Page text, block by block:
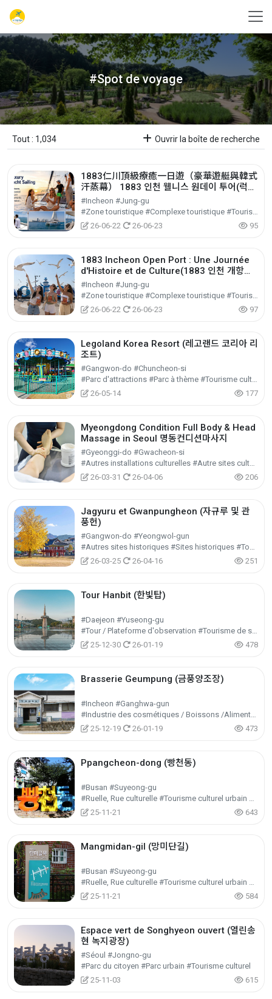
#Spot de voyage
Tout : 1,034 Ouvrir la boîte de recherche
1883仁川頂級療癒一日遊（豪華遊艇與韓式
汗蒸幕） 1883 인천 웰니스 원데이 투어(럭셔
리 요트 & 찜질방)
#Incheon #Jung-gu
#Zone touristique #Complexe touristique #Tourisme culturel
26-06-22
26-06-23 95
1883 Incheon Open Port : Une Journée
d'Histoire et de Culture(1883 인천 개항장
스토리 원데이 투어)
#Incheon #Jung-gu
#Zone touristique #Complexe touristique #Tourisme culturel
26-06-22
26-06-23 97
Legoland Korea Resort (레고랜드 코리아 리
조트)
#Gangwon-do #Chuncheon-si
#Parc d'attractions #Parc à thème #Tourisme culturel
26-05-14
177
Myeongdong Condition Full Body & Head
Massage in Seoul 명동컨디션마사지
#Gyeonggi-do #Gwacheon-si
#Autres installations culturelles #Autre sites culturels touristiques #Tourisme culturel
26-03-31
26-04-06 206
Jagyuru et Gwanpungheon (자규루 및 관
풍헌)
#Gangwon-do #Yeongwol-gun
#Autres sites historiques #Sites historiques #Tourisme historique
26-03-25
26-04-16 251
Tour Hanbit (한빛탑)
#Daejeon #Yuseong-gu
#Tour / Plateforme d'observation #Tourisme de sites emblématiques #Tourisme culturel
25-12-30
26-01-19 478
Brasserie Geumpung (금풍양조장)
#Incheon #Ganghwa-gun
#Industrie des cosmétiques / Boissons /Alimentation #Tourisme industriel #Tourisme d'expérience
25-12-19
26-01-19 473
Ppangcheon-dong (빵천동)
#Busan #Suyeong-gu
#Ruelle, Rue culturelle #Tourisme culturel urbain et régional #Tourisme culturel
25-11-21
643
Mangmidan-gil (망미단길)
#Busan #Suyeong-gu
#Ruelle, Rue culturelle #Tourisme culturel urbain et régional #Tourisme culturel
25-11-21
584
Espace vert de Songhyeon ouvert (열린송
현 녹지광장)
#Séoul #Jongno-gu
#Parc du citoyen #Parc urbain #Tourisme culturel
25-11-03
615